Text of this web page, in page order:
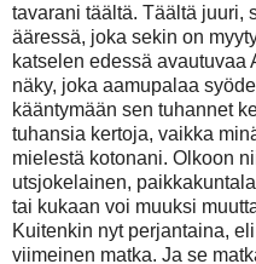
tavarani täältä. Täältä juuri,
ääressä, joka sekin on
katselen edessä avautuvaa
näky, joka aamupalaa
kääntymään sen tuhannet
tuhansia kertoja, vaikka
mielestä kotonani. Olkoon
utsjokelainen,
tai kukaan voi muuksi
Kuitenkin nyt perjantaina,
viimeinen matka. Ja se